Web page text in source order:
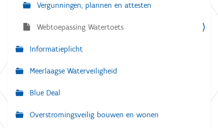
t
Vergunningen, plannen en attesten
Webtoepassing Watertoets
Informatieplicht
Meerlaagse Waterveiligheid
Blue Deal
Overstromingsveilig bouwen en wonen